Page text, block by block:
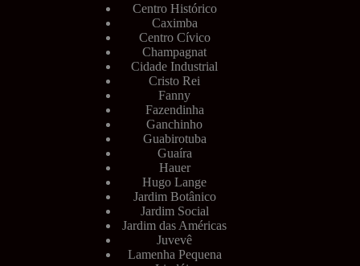
Centro Histórico
Caximba
Centro Cívico
Champagnat
Cidade Industrial
Cristo Rei
Fanny
Fazendinha
Ganchinho
Guabirotuba
Guaíra
Hauer
Hugo Lange
Jardim Botânico
Jardim Social
Jardim das Américas
Juvevê
Lamenha Pequena